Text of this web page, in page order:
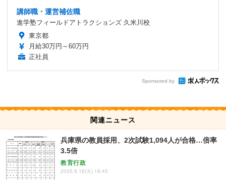
講師職・運営補佐職
進学塾フィールドアトラクションズ 久米川校
東京都
月給30万円～60万円
正社員
Sponsored by
関連ニュース
兵庫県の教員採用、2次試験1,094人が合格…倍率
3.5倍
教育行政
2025.9.16(火) 18:45